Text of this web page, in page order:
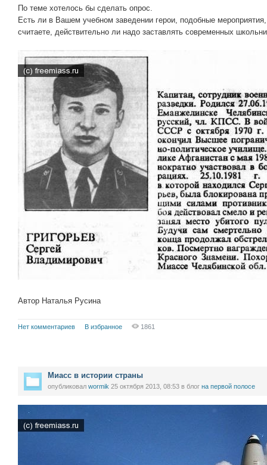
По теме хотелось бы сделать опрос.
Есть ли в Вашем учебном заведении герои, подобные
считаете, действительно ли надо заставлять современных
Автор Наталья Русина
Нет комментариев В избранное 1861
Миасс в истории страны
опубликовал wormik 25 октября 2013, 08:53 в блог на первой полосе